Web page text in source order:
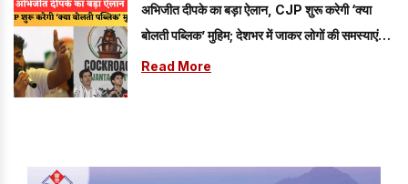
अभिजीत दीपके का बड़ा ऐलान, CJP शुरू करेगी ‘क्या
बोलती पब्लिक’ मुहिम; देशभर में जाकर लोगों की समस्याएं
जानेगी पार्टी
Read More